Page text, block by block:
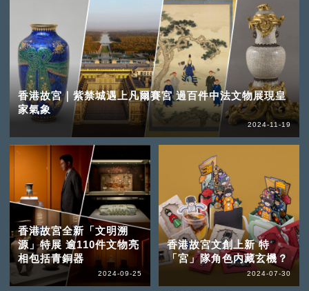
香港故宮｜紫禁城遇上凡爾賽宮 過百件中法文物展現皇
家氣象
2024-11-19
香港故宮全新「文明溯
源」特展 逾110件文物亮
相包括青銅器
2024-09-25
香港故宮文創上新 特
「宮」隊角色内藏玄機？
2024-07-30